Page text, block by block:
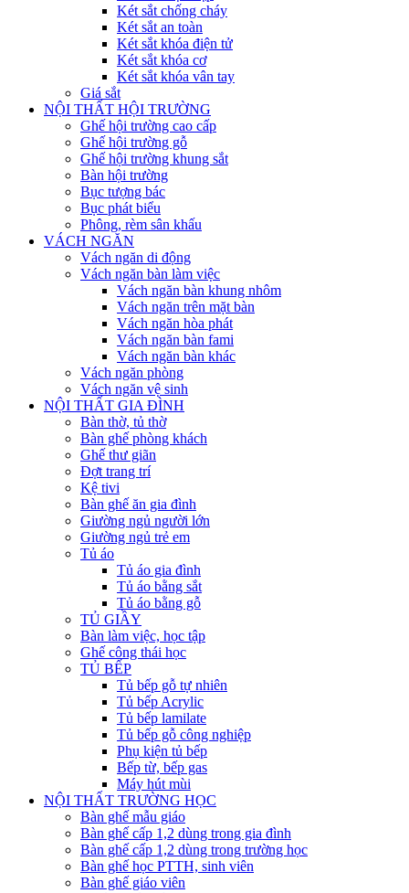
Két sắt chống cháy
Két sắt an toàn
Két sắt khóa điện tử
Két sắt khóa cơ
Két sắt khóa vân tay
Giá sắt
NỘI THẤT HỘI TRƯỜNG
Ghế hội trường cao cấp
Ghế hội trường gỗ
Ghế hội trường khung sắt
Bàn hội trường
Bục tượng bác
Bục phát biểu
Phông, rèm sân khấu
VÁCH NGĂN
Vách ngăn di động
Vách ngăn bàn làm việc
Vách ngăn bàn khung nhôm
Vách ngăn trên mặt bàn
Vách ngăn hòa phát
Vách ngăn bàn fami
Vách ngăn bàn khác
Vách ngăn phòng
Vách ngăn vệ sinh
NỘI THẤT GIA ĐÌNH
Bàn thờ, tủ thờ
Bàn ghế phòng khách
Ghế thư giãn
Đợt trang trí
Kệ tivi
Bàn ghế ăn gia đình
Giường ngủ người lớn
Giường ngủ trẻ em
Tủ áo
Tủ áo gia đình
Tủ áo bằng sắt
Tủ áo bằng gỗ
TỦ GIẦY
Bàn làm việc, học tập
Ghế công thái học
TỦ BẾP
Tủ bếp gỗ tự nhiên
Tủ bếp Acrylic
Tủ bếp lamilate
Tủ bếp gỗ công nghiệp
Phụ kiện tủ bếp
Bếp từ, bếp gas
Máy hút mùi
NỘI THẤT TRƯỜNG HỌC
Bàn ghế mẫu giáo
Bàn ghế cấp 1,2 dùng trong gia đình
Bàn ghế cấp 1,2 dùng trong trường học
Bàn ghế học PTTH, sinh viên
Bàn ghế giáo viên